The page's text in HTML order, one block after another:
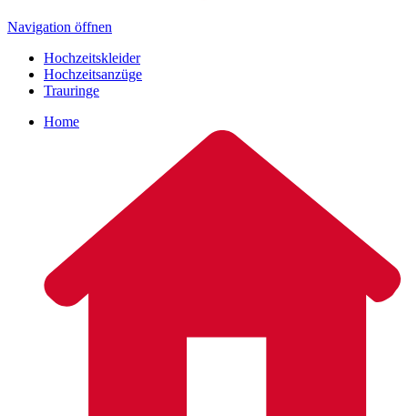
Navigation öffnen
Hochzeitskleider
Hochzeitsanzüge
Trauringe
Home